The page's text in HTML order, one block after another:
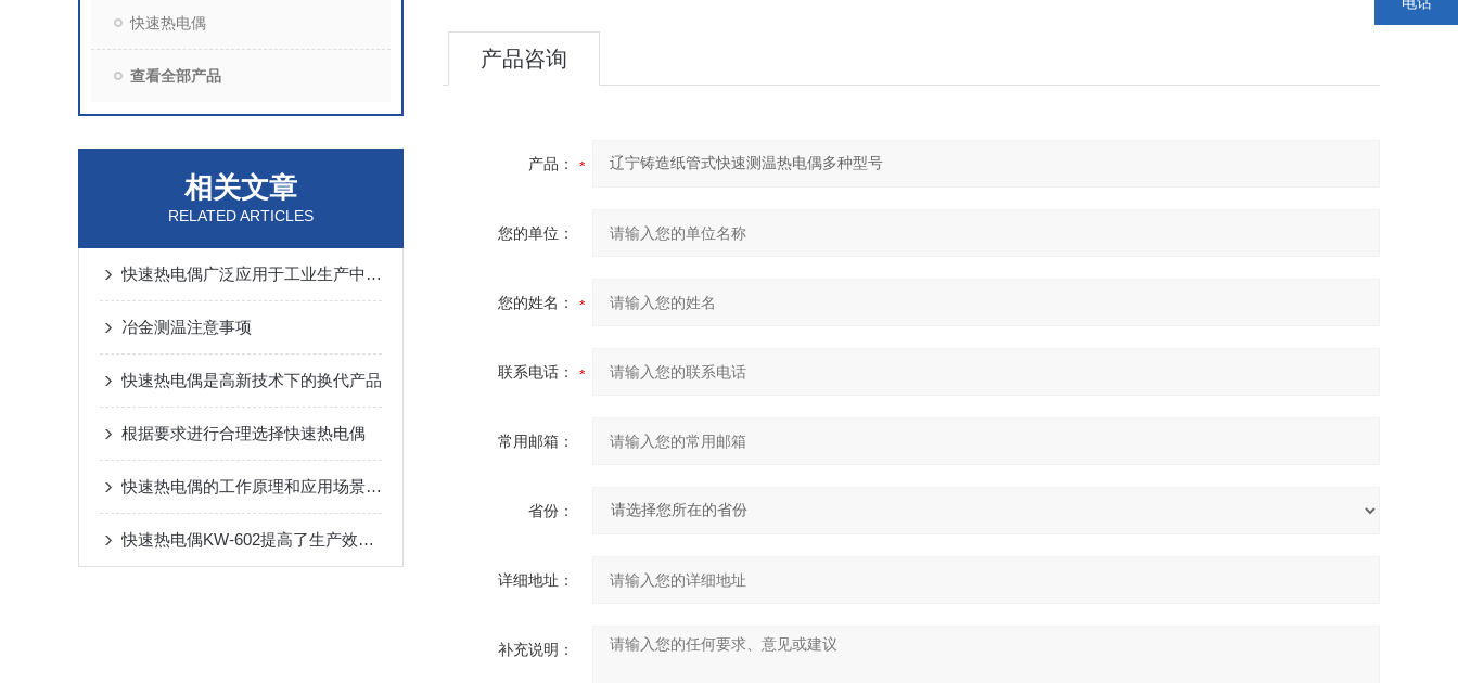
快速热电偶
查看全部产品
相关文章
RELATED ARTICLES
快速热电偶广泛应用于工业生产中的温度检测
冶金测温注意事项
快速热电偶是高新技术下的换代产品
根据要求进行合理选择快速热电偶
快速热电偶的工作原理和应用场景有哪些？
快速热电偶KW-602提高了生产效率，降低成本消耗
产品咨询
产品：
您的单位：
您的姓名：
联系电话：
常用邮箱：
省份：
详细地址：
补充说明：